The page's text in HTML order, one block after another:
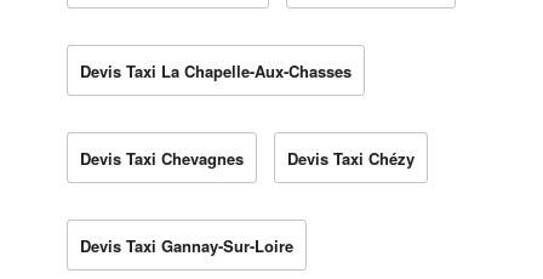
Devis Taxi La Chapelle-Aux-Chasses
Devis Taxi Chevagnes Devis Taxi Chézy
Devis Taxi Gannay-Sur-Loire